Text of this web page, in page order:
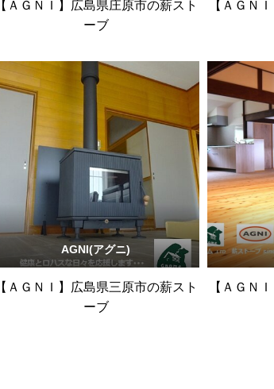
【ＡＧＮＩ】広島県庄原市の薪スト
ーブ
【ＡＧＮ
AGNI(アグニ)
【ＡＧＮＩ】広島県三原市の薪スト
ーブ
【ＡＧＮ